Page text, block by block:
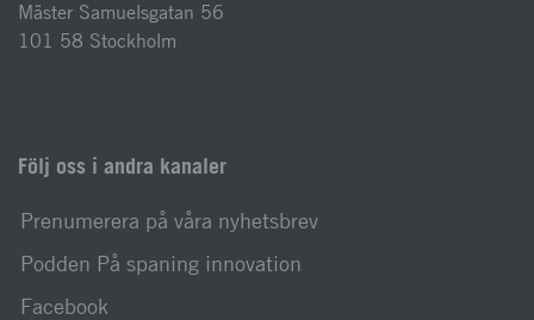
Mäster Samuelsgatan 56
101 58 Stockholm
Följ oss i andra kanaler
Prenumerera på våra nyhetsbrev
Podden På spaning innovation
Facebook